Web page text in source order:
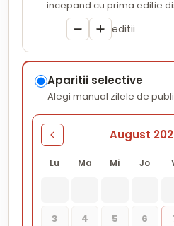
incepand cu prima editie
editii
Aparitii selective
Alegi manual zilele de
August
Lu Ma Mi Jo
3 4 5 6